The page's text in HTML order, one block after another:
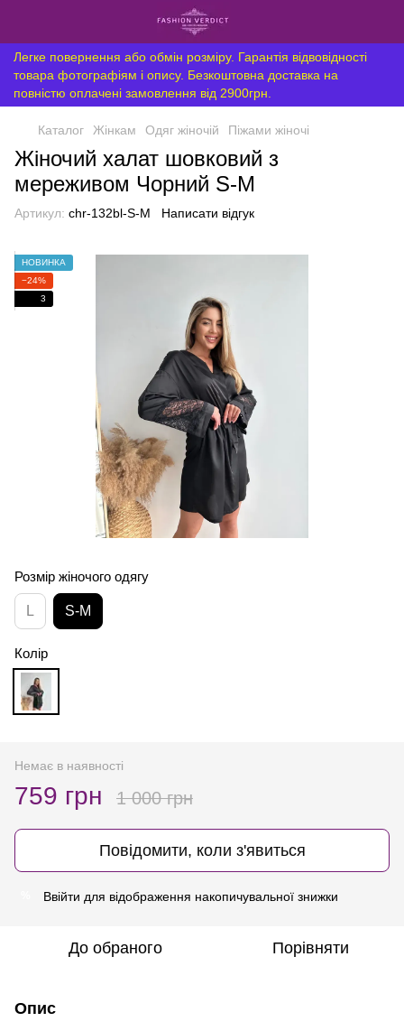
Легке повернення або обмін розміру. Гарантія відвовідності
товара фотографіям і опису. Безкоштовна доставка на
повністю оплачені замовлення від 2900грн.
Каталог Жінкам Одяг жіночій Піжами жіночі
Жіночий халат шовковий з
мереживом Чорний S-M
Артикул: chr-132bl-S-M Написати відгук
НОВИНКА
−24%
3
Розмір жіночого одягу
L S-M
Колір
Немає в наявності
759 грн 1 000 грн
Повідомити, коли з'явиться
Ввійти для відображення накопичувальної знижки
До обраного Порівняти
Опис